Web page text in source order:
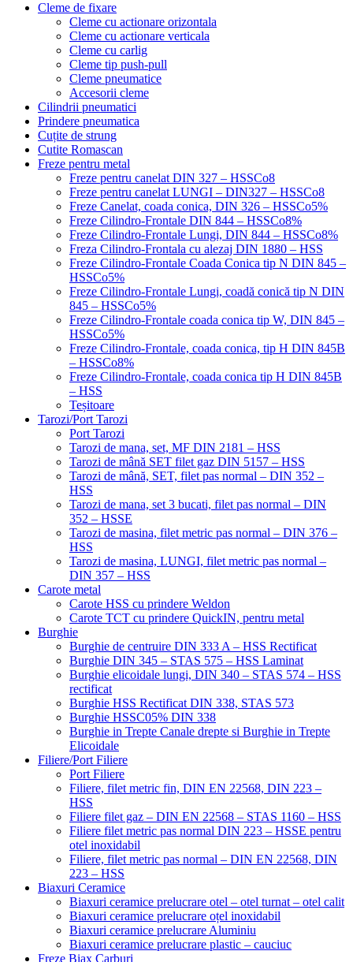
Cleme de fixare
Cleme cu actionare orizontala
Cleme cu actionare verticala
Cleme cu carlig
Cleme tip push-pull
Cleme pneumatice
Accesorii cleme
Cilindrii pneumatici
Prindere pneumatica
Cuțite de strung
Cutite Romascan
Freze pentru metal
Freze pentru canelat DIN 327 – HSSCo8
Freze pentru canelat LUNGI – DIN327 – HSSCo8
Freze Canelat, coada conica, DIN 326 – HSSCo5%
Freze Cilindro-Frontale DIN 844 – HSSCo8%
Freze Cilindro-Frontale Lungi, DIN 844 – HSSCo8%
Freza Cilindro-Frontala cu alezaj DIN 1880 – HSS
Freze Cilindro-Frontale Coada Conica tip N DIN 845 –
HSSCo5%
Freze Cilindro-Frontale Lungi, coadă conică tip N DIN
845 – HSSCo5%
Freze Cilindro-Frontale coada conica tip W, DIN 845 –
HSSCo5%
Freze Cilindro-Frontale, coada conica, tip H DIN 845B
– HSSCo8%
Freze Cilindro-Frontale, coada conica tip H DIN 845B
– HSS
Teșitoare
Tarozi/Port Tarozi
Port Tarozi
Tarozi de mana, set, MF DIN 2181 – HSS
Tarozi de mână SET filet gaz DIN 5157 – HSS
Tarozi de mână, SET, filet pas normal – DIN 352 –
HSS
Tarozi de mana, set 3 bucati, filet pas normal – DIN
352 – HSSE
Tarozi de masina, filet metric pas normal – DIN 376 –
HSS
Tarozi de masina, LUNGI, filet metric pas normal –
DIN 357 – HSS
Carote metal
Carote HSS cu prindere Weldon
Carote TCT cu prindere QuickIN, pentru metal
Burghie
Burghie de centruire DIN 333 A – HSS Rectificat
Burghie DIN 345 – STAS 575 – HSS Laminat
Burghie elicoidale lungi, DIN 340 – STAS 574 – HSS
rectificat
Burghie HSS Rectificat DIN 338, STAS 573
Burghie HSSC05% DIN 338
Burghie in Trepte Canale drepte si Burghie in Trepte
Elicoidale
Filiere/Port Filiere
Port Filiere
Filiere, filet metric fin, DIN EN 22568, DIN 223 –
HSS
Filiere filet gaz – DIN EN 22568 – STAS 1160 – HSS
Filiere filet metric pas normal DIN 223 – HSSE pentru
otel inoxidabil
Filiere, filet metric pas normal – DIN EN 22568, DIN
223 – HSS
Biaxuri Ceramice
Biaxuri ceramice prelucrare otel – otel turnat – otel calit
Biaxuri ceramice prelucrare oțel inoxidabil
Biaxuri ceramice prelucrare Aluminiu
Biaxuri ceramice prelucrare plastic – cauciuc
Freze Biax Carburi